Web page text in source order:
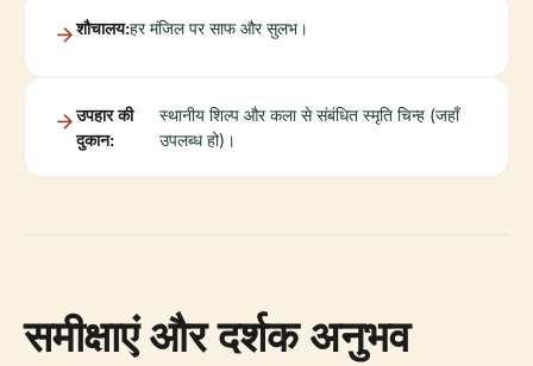
शौचालय:हर मंजिल पर साफ और सुलभ।
उपहार की
दुकान:
स्थानीय शिल्प और कला से संबंधित स्मृति चिन्ह (जहाँ
उपलब्ध हो)।
समीक्षाएं और दर्शक अनुभव